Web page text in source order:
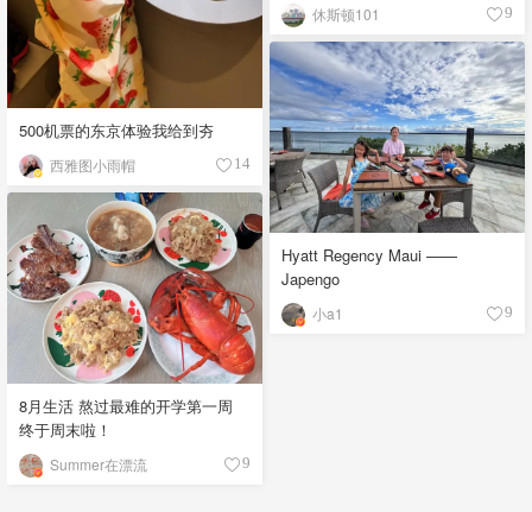
500机票的东京体验我给到夯
西雅图小雨帽 14
休斯顿101 9
Hyatt Regency Maui ——
Japengo
小a1 9
8月生活 熬过最难的开学第一周
终于周末啦！
Summer在漂流 9